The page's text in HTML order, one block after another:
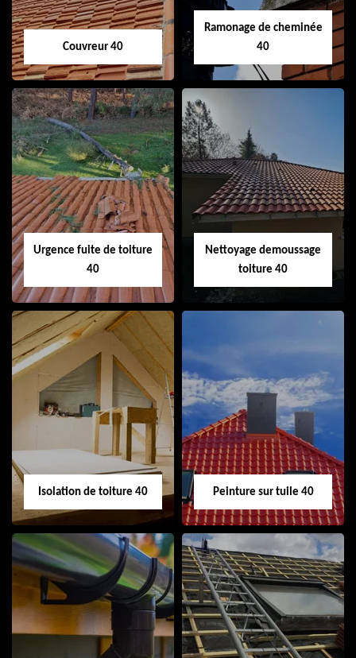
Couvreur 40
Couvreur 40
Ramonage de cheminée
40
Ramonage de
cheminée 40
Urgence fuite de toiture
40
Urgence fuite de
toiture 40
Nettoyage demoussage
toiture 40
Nettoyage
demoussage
toiture 40
Isolation de toiture 40
Isolation de toiture
40
Peinture sur tuile 40
Peinture sur tuile
40